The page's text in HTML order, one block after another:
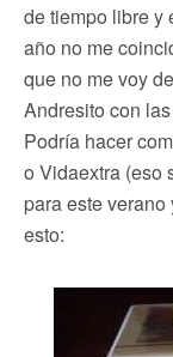
de tiempo libre y
año no me
que no me voy
Andresito con
Podría hacer
o Vidaextra (eso
para este
esto: